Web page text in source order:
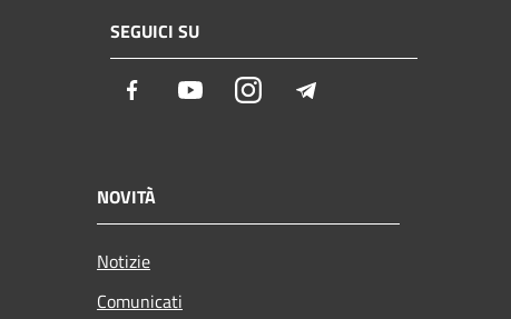
SEGUICI SU
Facebook YoutubeInstagram
NOVITÀ
Notizie
Comunicati